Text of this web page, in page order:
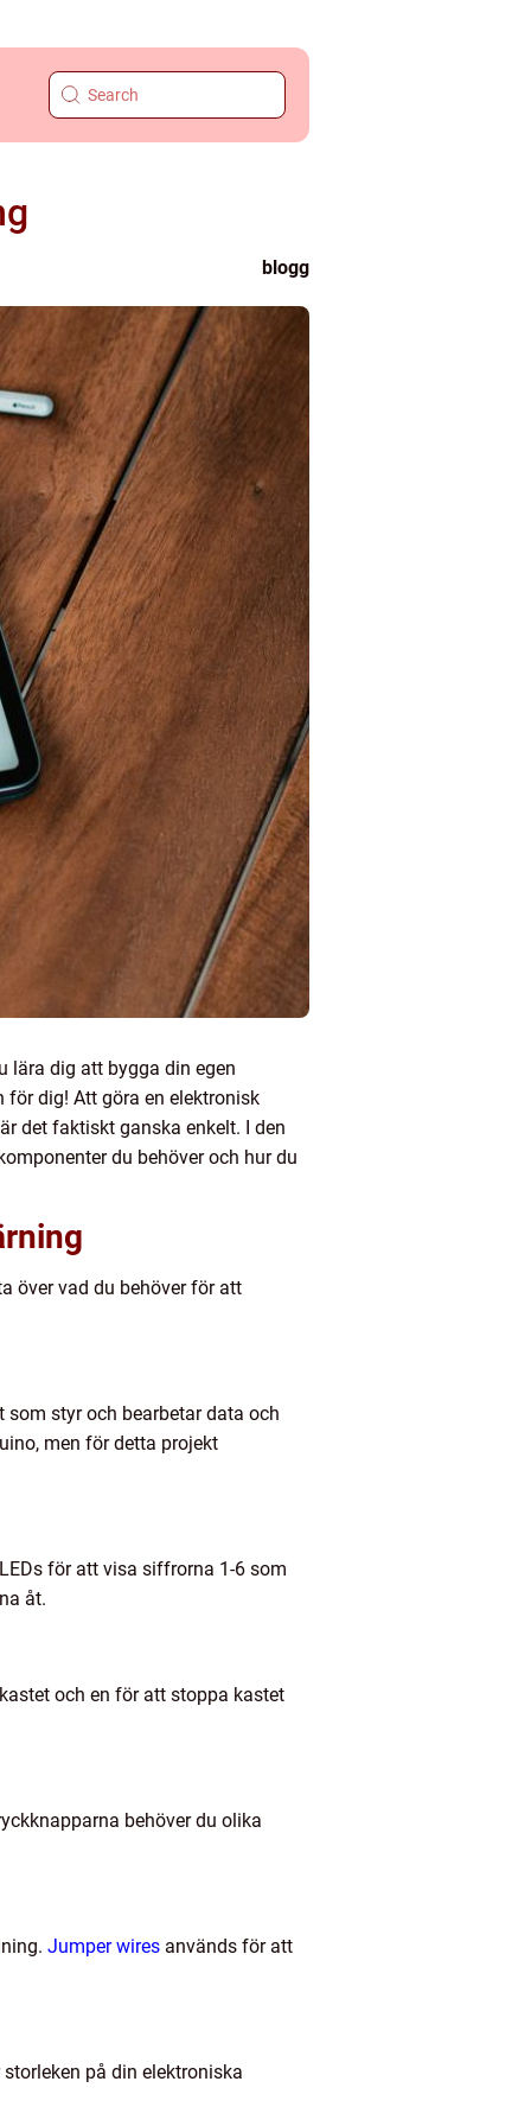
blogg
lära dig att bygga din egen
för dig! Att göra en elektronisk
det faktiskt ganska enkelt. I den
du behöver och hur du
över vad du behöver för att
styr och bearbetar data och
men för detta projekt
för att visa siffrorna 1-6 som
åt.
och en för att stoppa kastet
behöver du olika
Jumper wires används för att
på din elektroniska